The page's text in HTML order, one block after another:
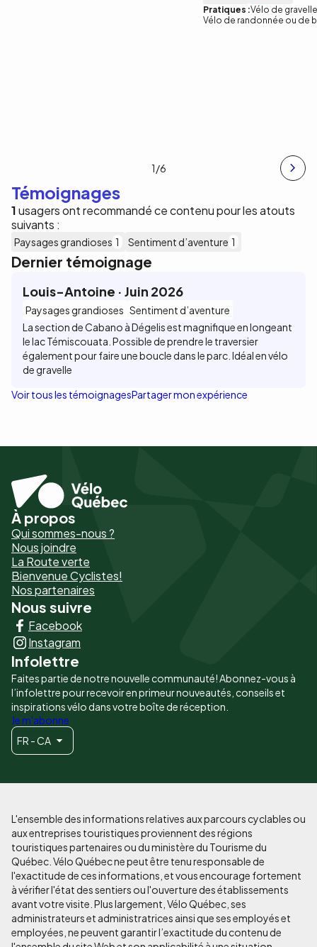
Pratiques :Vélo de gravelle
Vélo de randonnée ou de
1/6
Témoignages
1usagers ont recommandé ce contenu pour les atouts
suivants :
Paysages grandioses 1 Sentiment d’aventure 1
Dernier témoignage
Louis-Antoine · Juin 2026
Paysages grandioses Sentiment d’aventure
La section de Cabano à Dégelis est magnifique en longeant
le lac Témiscouata. Possible de prendre le traversier
également pour faire une boucle dans le parc. Idéal en vélo
de gravelle
Voir tous les témoignagesPartager mon expérience
Pied
de
page
-
Liens
principaux
À propos
Qui sommes-nous ?
Nous joindre
La Route verte
Bienvenue Cyclistes!
Nos partenaires
Nous suivre
Facebook
Instagram
Infolettre
Faites partie de notre nouvelle communauté! Abonnez-vous à
l’infolettre pour recevoir en primeur nouveautés, conseils et
inspirations vélo dans votre boîte de réception.
Je m'abonne
FR - CA
L'ensemble des informations relatives aux parcours cyclables ou
aux entreprises touristiques proviennent des régions
touristiques partenaires ou du ministère du Tourisme du
Québec. Vélo Québec ne peut être tenu responsable de
l'exactitude de ces informations, et vous encourage fortement
à vérifier l'état des sentiers ou l'ouverture des établissements
avant votre visite. Plus largement, Vélo Québec, ses
administrateurs et administratrices ainsi que ses employés et
employées, ne peuvent garantir l’exactitude du contenu de